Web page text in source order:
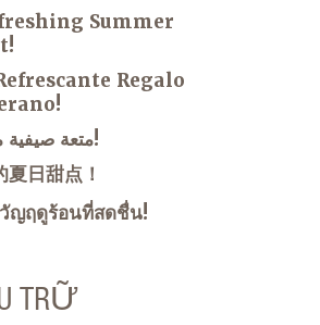
Summer
Regalo
متعة صيفية منعشة!
夏日甜点！
ญฤดูร้อนที่สดชื่น!
TRỮ